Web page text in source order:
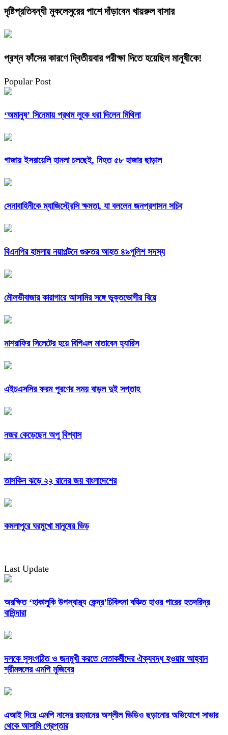
দৃষ্টিপ্রতিবন্ধী মুকলেসুরের পাশে দাঁড়াবেন খায়রুল বাসার
প্রশ্ন ফাঁসের কারণে দ্বিতীয়বার পরীক্ষা দিতে হয়েছিল মানুষীকে!
Popular Post
‘অমানুষ’ সিনেমায় প্রথম লুকে ধরা দিলেন মিথিলা
গাজায় ইসরায়েলি হামলা চলছেই, নিহত ৫৮ হাজার ছাড়াল
সেনাবাহিনীকে ম্যাজিস্ট্রেসি ক্ষমতা, যা বললেন জনপ্রশাসন সচিব
বিএনপির হামলায় নয়াপল্টনে গুরুতর আহত ৪৯পুলিশ সদস্য
মৌলভীবাজার কারাগারে আসামির সঙ্গে ভুক্তভোগীর বিয়ে
মাশরাফির সিলেটের হয়ে বিপিএল মাতাবেন হ্যারিস
এইচএসসির ফরম পূরণের সময় বাড়ল দুই সপ্তাহ
নজর কেড়েছেন অপু বিশ্বাস
তাসকিন ঝড়ে ২২ রানের জয় বাংলাদেশের
কমলাপুরে ঘরমুখো মানুষের ভিড়
Last Update
অরক্ষিত ‘হাকালুকি উপস্বাস্থ্য কেন্দ্র’চিকিৎসা বঞ্চিত হাওর পারের হতদরিদ্র
বাসিন্দারা
দলকে সুসংগঠিত ও জনমুখী করতে নেতাকর্মীদের ঐক্যবদ্ধ হওয়ার আহ্বান
শ্রীমঙ্গলের এমপি মুজিবের
এআই দিয়ে এমপি নাসের রহমানের অশ্লীল ভিডিও ছড়ানোর অভিযোগে সাভার
থেকে আসামি গ্রেপ্তার